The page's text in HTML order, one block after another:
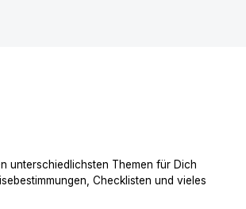
unterschiedlichsten Themen für Dich
Checklisten und vieles